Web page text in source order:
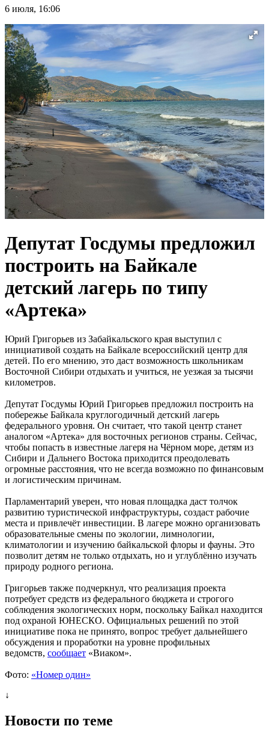
6 июля, 16:06
Депутат Госдумы предложил
построить на Байкале
детский лагерь по типу
«Артека»
Юрий Григорьев из Забайкальского края выступил с
инициативой создать на Байкале всероссийский центр для
детей. По его мнению, это даст возможность школьникам
Восточной Сибири отдыхать и учиться, не уезжая за тысячи
километров.
Депутат Госдумы Юрий Григорьев предложил построить на
побережье Байкала круглогодичный детский лагерь
федерального уровня. Он считает, что такой центр станет
аналогом «Артека» для восточных регионов страны. Сейчас,
чтобы попасть в известные лагеря на Чёрном море, детям из
Сибири и Дальнего Востока приходится преодолевать
огромные расстояния, что не всегда возможно по финансовым
и логистическим причинам.
Парламентарий уверен, что новая площадка даст толчок
развитию туристической инфраструктуры, создаст рабочие
места и привлечёт инвестиции. В лагере можно организовать
образовательные смены по экологии, лимнологии,
климатологии и изучению байкальской флоры и фауны. Это
позволит детям не только отдыхать, но и углублённо изучать
природу родного региона.
Григорьев также подчеркнул, что реализация проекта
потребует средств из федерального бюджета и строгого
соблюдения экологических норм, поскольку Байкал находится
под охраной ЮНЕСКО. Официальных решений по этой
инициативе пока не принято, вопрос требует дальнейшего
обсуждения и проработки на уровне профильных
ведомств, сообщает «Виаком».
Фото: «Номер один»
↓
Новости по теме